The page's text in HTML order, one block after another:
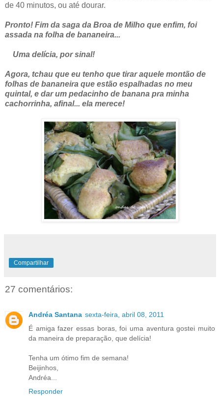
de 40 minutos, ou até dourar.
Pronto! Fim da saga da Broa de Milho que enfim, foi
assada na folha de bananeira...
Uma delícia, por sinal!
Agora, tchau que eu tenho que tirar aquele montão de
folhas de bananeira que estão espalhadas no meu
quintal, e dar um pedacinho de banana pra minha
cachorrinha, afinal... ela merece!
Compartilhar
27 comentários:
Andréa Santana sexta-feira, abril 08, 2011
É amiga fazer essas boras, foi uma aventura gostei muito
da maneira de preparação, que delícia!
Tenha um ótimo fim de semana!
Beijinhos,
Andréa...
Responder